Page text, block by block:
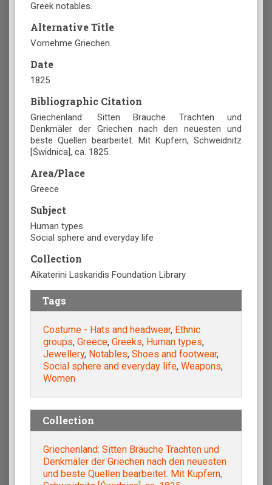
Greek notables.
Alternative Title
Vornehme Griechen.
Date
1825
Bibliographic Citation
Griechenland: Sitten Bräuche Trachten und
Denkmäler der Griechen nach den neuesten und
beste Quellen bearbeitet. Mit Kupfern, Schweidnitz
[Świdnica], ca. 1825.
Area/Place
Greece
Subject
Human types
Social sphere and everyday life
Collection
Aikaterini Laskaridis Foundation Library
Tags
Costume - Hats and headwear, Ethnic
groups, Greece, Greeks, Human types,
Jewellery, Notables, Shoes and footwear,
Social sphere and everyday life, Weapons,
Women
Collection
Griechenland: Sitten Bräuche Trachten und
Denkmäler der Griechen nach den neuesten
und beste Quellen bearbeitet. Mit Kupfern,